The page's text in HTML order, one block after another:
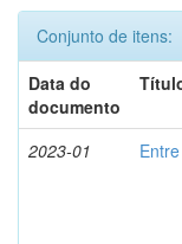
Conjunto de itens:
Data do
documento
2023-01